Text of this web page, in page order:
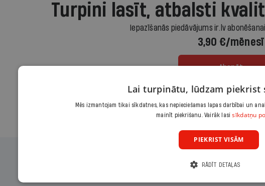
Turpini lasīt, atbalsti
Iepazīšanās piedāvājums ir.lv
3,90 €/mēnesī
Abonēt
Lai turpinātu, lūdzam piekrist
Mēs izmantojam tikai sīkdatnes, kas nepieciešamas lapas darbībai un
mainīt piekrišanu. Vairāk lasisīkdatņu
PIEKRIST VISĀM
RĀDĪT DETAĻAS